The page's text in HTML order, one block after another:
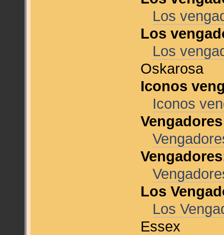
Los
Los
Los
Oskarosa
Iconos
Iconos
Los
Los
Essex